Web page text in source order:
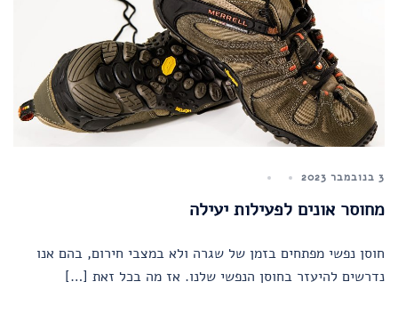
3 בנובמבר 2023
מחוסר אונים לפעילות יעילה
חוסן נפשי מפתחים בזמן של שגרה ולא במצבי חירום, בהם אנו
נדרשים להיעזר בחוסן הנפשי שלנו. אז מה בכל זאת […]